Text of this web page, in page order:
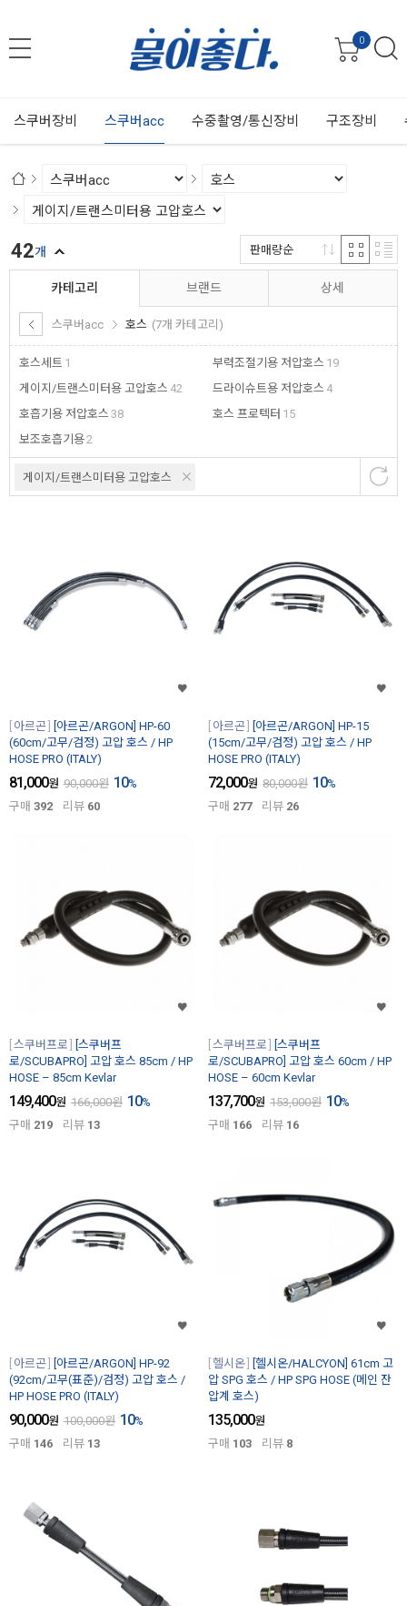
0
스쿠버장비 스쿠버acc 수중촬영/통신장비 구조장비
카테고리
스쿠버acc 호스 (7개 카테고리)
호스세트 1
게이지/트랜스미터용 고압호스 42
호흡기용 저압호스 38
보조호흡기용2
부력조절기용 저압호스 19
드라이슈트용 저압호스 4
호스 프로텍터 15
브랜드 상세
게이지/트랜스미터용 고압호스
42개 판매량순
아르곤
[아르곤/ARGON] HP-60
(60cm/고무/검정) 고압 호스 / HP
HOSE PRO (ITALY)
81,000원 90,000원 10%
구매 392 리뷰 60
아르곤
[아르곤/ARGON] HP-15
(15cm/고무/검정) 고압 호스 / HP
HOSE PRO (ITALY)
72,000원 80,000원 10%
구매 277 리뷰 26
스쿠버프로
[스쿠버프
로/SCUBAPRO] 고압 호스 85cm / HP
HOSE – 85cm Kevlar
149,400원 166,000원 10%
구매 219 리뷰 13
스쿠버프로
[스쿠버프
로/SCUBAPRO] 고압 호스 60cm / HP
HOSE – 60cm Kevlar
137,700원 153,000원 10%
구매 166 리뷰 16
아르곤
[아르곤/ARGON] HP-92
(92cm/고무(표준)/검정) 고압 호스 /
HP HOSE PRO (ITALY)
90,000원 100,000원 10%
구매 146 리뷰 13
헬시온
[헬시온/HALCYON] 61cm 고
압 SPG 호스 / HP SPG HOSE (메인 잔
압계 호스)
135,000원
구매 103 리뷰 8